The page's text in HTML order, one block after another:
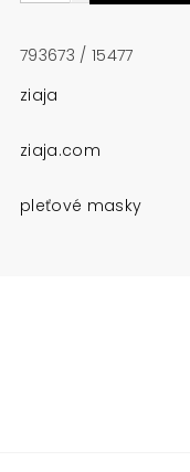
793673 / 15477
ziaja
ziaja.com
pleťové masky